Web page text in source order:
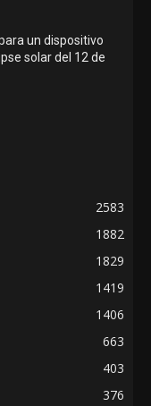
un dispositivo
solar del 12 de
2583
1882
1829
1419
1406
663
403
376